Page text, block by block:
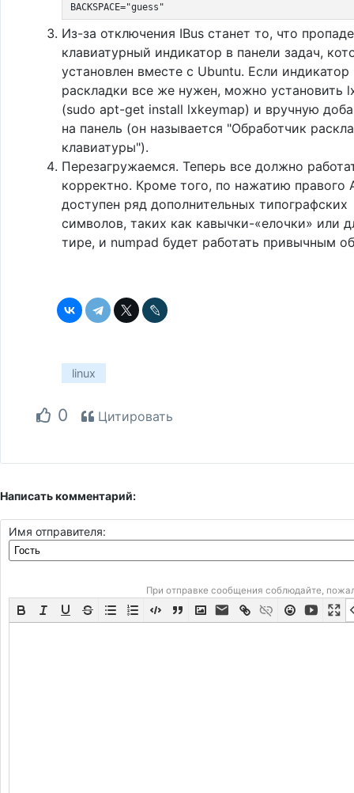
BACKSPACE="guess"
Из-за отключения IBus станет то, что
клавиатурный индикатор в панели задач,
установлен вместе с Ubuntu. Если индикатор
раскладки все же нужен, можно установить
(sudo apt-get install lxkeymap) и вручную
на панель (он называется "Обработчик
клавиатуры").
Перезагружаемся. Теперь все должно
корректно. Кроме того, по нажатию правого
доступен ряд дополнительных типографских
символов, таких как кавычки-«елочки» или
тире, и numpad будет работать привычным
linux
0 Цитировать
Написать комментарий:
Имя отправителя:
При отправке сообщения соблюдайте,